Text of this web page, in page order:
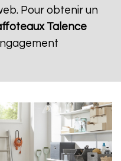
Pour obtenir un
Talence